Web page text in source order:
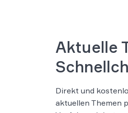
Aktuelle
Direkt und
aktuellen Themen